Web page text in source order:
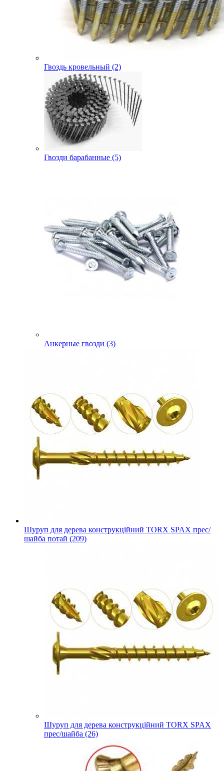
Гвоздь кровельный (2)
Гвозди барабанные (5)
Анкерные гвозди (3)
Шуруп для дерева конструкційний TORX SPAX прес/
шайба потай (209)
Шуруп для дерева конструкційний TORX SPAX
прес/шайба (26)